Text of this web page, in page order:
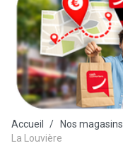
Accueil Nos magasins
La Louvière